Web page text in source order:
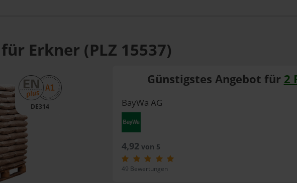
Erkner (PLZ 15537)
DE314
Günstigstes Angebot für 2
BayWa AG
4,92von 5
49 Bewertungen